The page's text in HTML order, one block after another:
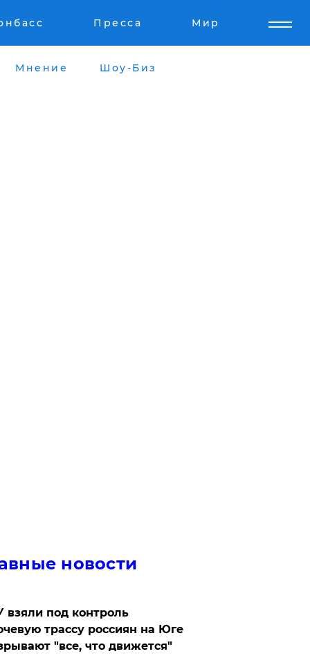
Пресса Мир
Мнение Шоу-Биз
новости
взяли под контроль
трассу россиян на Юге
"все, что движется"